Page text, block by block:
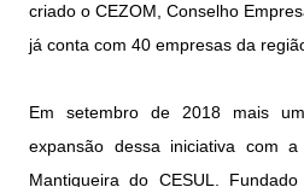
criado o CEZOM, Conselho
já conta com 40 empresas da
Em setembro de 2018 mais
expansão dessa iniciativa com
Mantiqueira do CESUL.